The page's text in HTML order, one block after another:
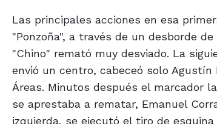
Las principales acciones en esa
"Ponzoña", a través de un desborde
"Chino" remató muy desviado. La
envió un centro, cabeceó solo
Áreas. Minutos después el marcador
se aprestaba a rematar, Emanuel
izquierda, se ejecutó el tiro de